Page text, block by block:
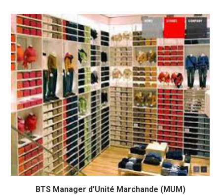
BTS Manager d’Unité Marchande (MUM)